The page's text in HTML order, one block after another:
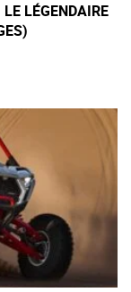
LÉGENDAIRE